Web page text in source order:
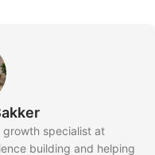
growth specialist at
building and helping